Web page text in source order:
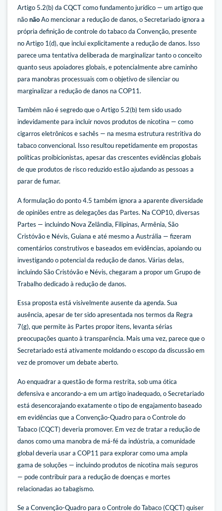
Artigo 5.2(b) da CQCT como fundamento jurídico — um artigo que
nãonãoAo mencionar a redução de danos, o Secretariado ignora a
própria definição de controle do tabaco da Convenção, presente
no Artigo 1(d), que inclui explicitamente a redução de danos. Isso
parece uma tentativa deliberada de marginalizar tanto o conceito
quanto seus apoiadores globais, e potencialmente abre caminho
para manobras processuais com o objetivo de silenciar ou
marginalizar a redução de danos na COP11.
Também não é segredo que o Artigo 5.2(b) tem sido usado
indevidamente para incluir novos produtos de nicotina — como
cigarros eletrônicos e sachês — na mesma estrutura restritiva do
tabaco convencional. Isso resultou repetidamente em propostas
políticas proibicionistas, apesar das crescentes evidências globais
de que produtos de risco reduzido estão ajudando as pessoas a
parar de fumar.
A formulação do ponto 4.5 também ignora a aparente diversidade
de opiniões entre as delegações das Partes. Na COP10, diversas
Partes — incluindo Nova Zelândia, Filipinas, Armênia, São
Cristóvão e Névis, Guiana e até mesmo a Austrália — fizeram
comentários construtivos e baseados em evidências, apoiando ou
investigando o potencial da redução de danos. Várias delas,
incluindo São Cristóvão e Névis, chegaram a propor um Grupo de
Trabalho dedicado à redução de danos.
Essa proposta está visivelmente ausente da agenda. Sua
ausência, apesar de ter sido apresentada nos termos da Regra
7(g), que permite às Partes propor itens, levanta sérias
preocupações quanto à transparência. Mais uma vez, parece que o
Secretariado está ativamente moldando o escopo da discussão em
vez de promover um debate aberto.
Ao enquadrar a questão de forma restrita, sob uma ótica
defensiva e ancorando-a em um artigo inadequado, o Secretariado
está desencorajando exatamente o tipo de engajamento baseado
em evidências que a Convenção-Quadro para o Controle do
Tabaco (CQCT) deveria promover. Em vez de tratar a redução de
danos como uma manobra de má-fé da indústria, a comunidade
global deveria usar a COP11 para explorar como uma ampla
gama de soluções — incluindo produtos de nicotina mais seguros
— pode contribuir para a redução de doenças e mortes
relacionadas ao tabagismo.
Se a Convenção-Quadro para o Controle do Tabaco (CQCT) quiser